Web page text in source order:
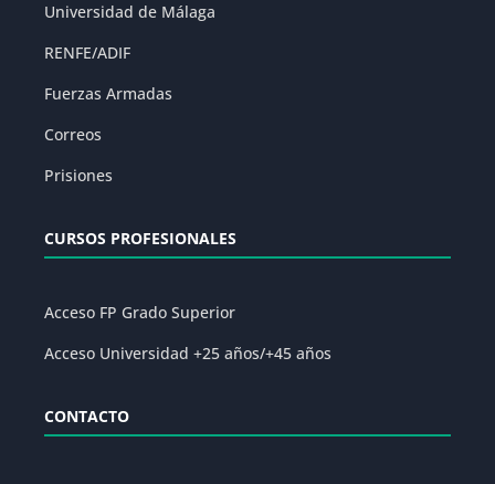
Universidad de Málaga
RENFE/ADIF
Fuerzas Armadas
Correos
Prisiones
CURSOS PROFESIONALES
Acceso FP Grado Superior
Acceso Universidad +25 años/+45 años
CONTACTO